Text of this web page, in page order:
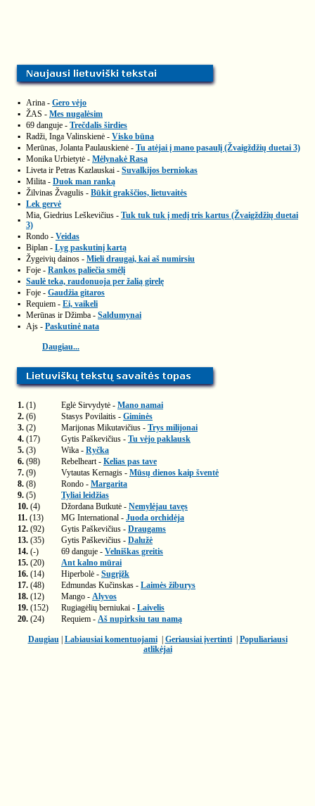
▪ Arina - Gero vėjo
▪ ŽAS - Mes nugalėsim
▪ 69 danguje - Trečdalis širdies
▪ Radži, Inga Valinskienė - Visko būna
▪ Merūnas, Jolanta Paulauskienė - Tu atėjai į mano pasaulį (Žvaigždžių duetai 3)
▪ Monika Urbietytė - Mėlynakė Rasa
▪ Liveta ir Petras Kazlauskai - Suvalkijos berniokas
▪ Milita - Duok man ranką
▪ Žilvinas Žvagulis - Būkit grakščios, lietuvaitės
▪ Lek gervė
▪ Mia, Giedrius Leškevičius - Tuk tuk tuk į medį tris kartus (Žvaigždžių duetai
3)
▪ Rondo - Veidas
▪ Biplan - Lyg paskutinį kartą
▪ Žygeivių dainos - Mieli draugai, kai aš numirsiu
▪ Foje - Rankos paliečia smėlį
▪ Saulė teka, raudonuoja per žalią girelę
▪ Foje - Gaudžia gitaros
▪ Requiem - Ei, vaikeli
▪ Merūnas ir Džimba - Saldumynai
▪ Ajs - Paskutinė nata
Daugiau...
1. (1) Eglė Sirvydytė - Mano namai
2. (6) Stasys Povilaitis - Giminės
3. (2) Marijonas Mikutavičius - Trys milijonai
4. (17) Gytis Paškevičius - Tu vėjo paklausk
5. (3) Wika - Ryčka
6. (98) Rebelheart - Kelias pas tave
7. (9) Vytautas Kernagis - Mūsų dienos kaip šventė
8. (8) Rondo - Margarita
9. (5)
Tyliai leidžias
10. (4) Džordana Butkutė - Nemylėjau tavęs
11. (13) MG International - Juoda orchidėja
12. (92) Gytis Paškevičius - Draugams
13. (35) Gytis Paškevičius - Dalužė
14. (-) 69 danguje - Velniškas greitis
15. (20)
Ant kalno mūrai
16. (14) Hiperbolė - Sugrįžk
17. (48) Edmundas Kučinskas - Laimės žiburys
18. (12) Mango - Alyvos
19. (152) Rugiagėlių berniukai - Laivelis
20. (24) Requiem - Aš nupirksiu tau namą
Daugiau| Labiausiai komentuojami| Geriausiai įvertinti| Populiariausi
atlikėjai